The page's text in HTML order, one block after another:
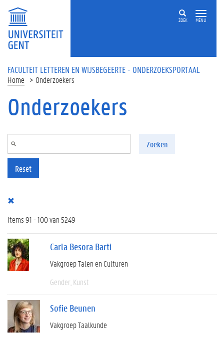
Overslaan en naar de inhoud gaan
ZOEK MENU
FACULTEIT LETTEREN EN WIJSBEGEERTE - ONDERZOEKSPORTAAL
Home Onderzoekers
Onderzoekers
Zoeken
Reset
Items 91 - 100 van 5249
Carla Besora Barti
Vakgroep Talen en Culturen
Gender Kunst
Sofie Beunen
Vakgroep Taalkunde